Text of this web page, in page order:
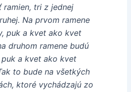
ramien, tri z jednej
Na prvom ramene
puk a kvet ako kvet
druhom ramene budú
a kvet ako kvet
to bude na všetkých
ktoré vychádzajú zo